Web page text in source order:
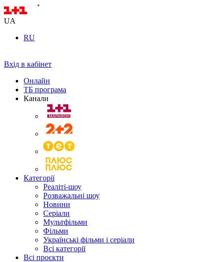
UA
RU
Вхід в кабінет
Онлайн
ТБ програма
Канали
Категорії
Реаліті-шоу
Розважальні шоу
Новини
Серіали
Мультфільми
Фільми
Українські фільми і серіали
Всі категорії
Всі проєкти